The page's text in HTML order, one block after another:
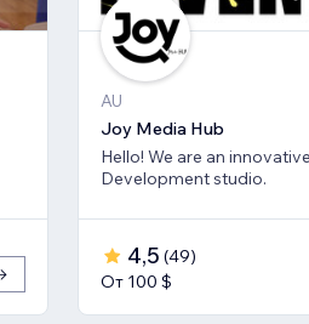
AU
Joy Media Hub
Hello! We are an
Development studio.
4,5 (49)
От 100 $